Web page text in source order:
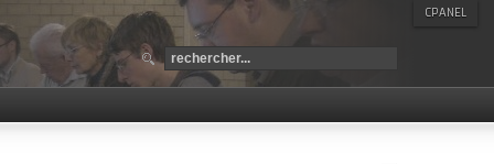
CPANEL